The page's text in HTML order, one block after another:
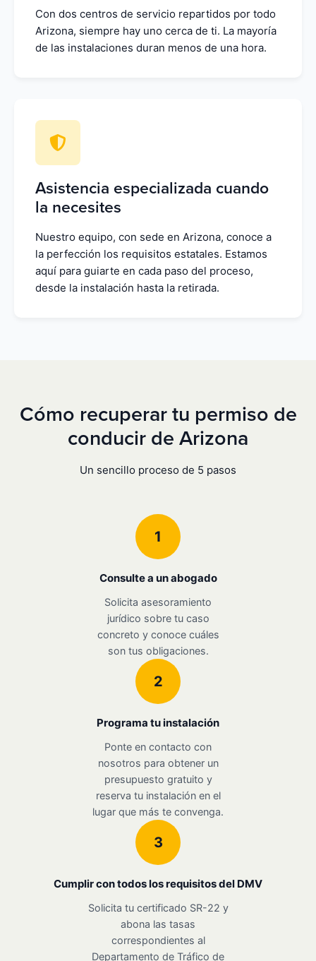
Con dos centros de servicio repartidos por todo
Arizona, siempre hay uno cerca de ti. La mayoría
de las instalaciones duran menos de una hora.
Asistencia especializada cuando
la necesites
Nuestro equipo, con sede en Arizona, conoce a
la perfección los requisitos estatales. Estamos
aquí para guiarte en cada paso del proceso,
desde la instalación hasta la retirada.
Cómo recuperar tu permiso de
conducir de Arizona
Un sencillo proceso de 5 pasos
1
Consulte a un abogado
Solicita asesoramiento
jurídico sobre tu caso
concreto y conoce cuáles
son tus obligaciones.
2
Programa tu instalación
Ponte en contacto con
nosotros para obtener un
presupuesto gratuito y
reserva tu instalación en el
lugar que más te convenga.
3
Cumplir con todos los requisitos del DMV
Solicita tu certificado SR-22 y
abona las tasas
correspondientes al
Departamento de Tráfico de